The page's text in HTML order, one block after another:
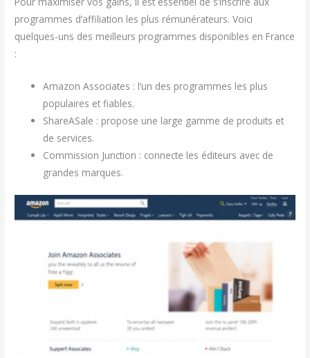
programmes d’affiliation les plus rémunérateurs. Voici
quelques-uns des meilleurs programmes disponibles en France
:
Amazon Associates : l’un des programmes les plus
populaires et fiables.
ShareASale : propose une large gamme de produits et
de services.
Commission Junction : connecte les éditeurs avec de
grandes marques.